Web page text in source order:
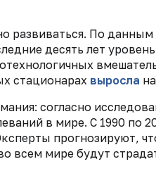
развиваться. По
десять лет
стационарах выросла
согласно
в мире. С 1990 по
прогнозируют,
всем мире будут